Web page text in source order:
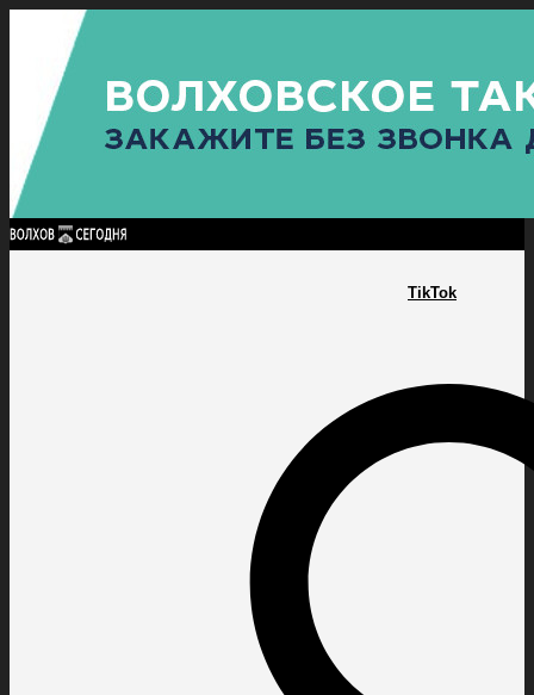
TikTok
Найти:
ГЛАВНАЯ ПОЛИТИКАПРОИСШЕСТВИЯ ПРОКУРАТУРАСПОРТ
ПОЛИТИКА
КУЛЬТУРА
ПОСЕЛЕНИЯ